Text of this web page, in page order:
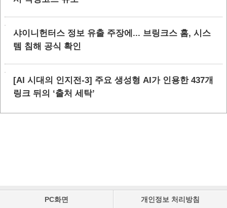
샤이니헌터스 정보 유출 주장에... 브링크스 홈, 시스
템 침해 공식 확인
[AI 시대의 인지전-3] 주요 생성형 AI가 인용한 437개
링크 뒤의 ‘출처 세탁’
PC화면 개인정보 처리방침